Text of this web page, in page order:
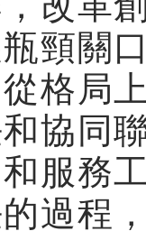
頸關
格局
協同
服務
過程